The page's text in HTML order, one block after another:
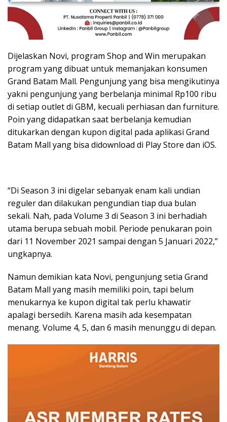
Dijelaskan Novi, program Shop and Win merupakan
program yang dibuat untuk memanjakan konsumen
Grand Batam Mall. Pengunjung yang bisa mengikutinya
yakni pengunjung yang berbelanja minimal Rp100 ribu
di setiap outlet di GBM, kecuali perhiasan dan furniture.
Poin yang didapatkan saat berbelanja kemudian
ditukarkan dengan kupon digital pada aplikasi Grand
Batam Mall yang bisa didownload di Play Store dan iOS.
“Di Season 3 ini digelar sebanyak enam kali undian
reguler dan dilakukan pengundian tiap dua bulan
sekali. Nah, pada Volume 3 di Season 3 ini berhadiah
utama berupa sebuah mobil. Periode penukaran poin
dari 11 November 2021 sampai dengan 5 Januari 2022,”
ungkapnya.
Namun demikian kata Novi, pengunjung setia Grand
Batam Mall yang masih memiliki poin, tapi belum
menukarnya ke kupon digital tak perlu khawatir
apalagi bersedih. Karena masih ada kesempatan
menang. Volume 4, 5, dan 6 masih menunggu di depan.